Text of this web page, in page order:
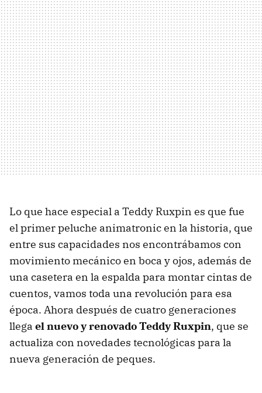
Lo que hace especial a Teddy Ruxpin es que fue
el primer peluche animatronic en la historia, que
entre sus capacidades nos encontrábamos con
movimiento mecánico en boca y ojos, además de
una casetera en la espalda para montar cintas de
cuentos, vamos toda una revolución para esa
época. Ahora después de cuatro generaciones
llega el nuevo y renovado Teddy Ruxpin, que se
actualiza con novedades tecnológicas para la
nueva generación de peques.